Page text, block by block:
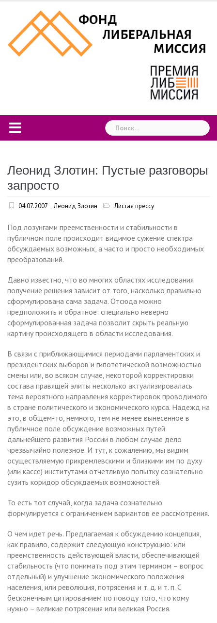
content
Найти:
Леонид Злотин: Пустые разговоры
запросто
04.07.2007 Леонид Злотин Листая прессу
Под лозунгами преемственности и стабильности в
публичном поле происходит видимое сужение спектра
обсуждаемых возможных, а часто и просто необходимых
преобразований.
Давно известно, что во многих областях исследования
получение решения зависит от того, насколько правильно
сформулирована сама задача. Отсюда можно
предположить и обратное: специально неверно
сформулированная задача позволит скрыть реальную
картину происходящего в области исследования.
В связи с приближающимися периодами парламентских и
президентских выборов и гипотетической возможностью
смены или, во всяком случае, некоторой корректировки
состава правящей элиты несколько актуализировалась
тема вероятного направления корректировок проводимого
в стране политического и экономического курса. Надежд на
это, в общем-то, немного, тем не менее вынесенное в
публичное поле обсуждение возможных путей
дальнейшего развития России в любом случае дело
чрезвычайно полезное. И тут, к сожалению, мы видим
осуществляемую прикремлевскими и близкими им по духу
(или кассе) институтами отчетливую попытку сознательно
сузить коридор обсуждаемых возможностей.
То есть тот случай, когда задача сознательно
формулируется с ограничением вариантов ее рассмотрения.
О чем идет речь. Предлагаемая к обсуждению концепция,
как правило, содержит следующую конструкцию: или
преемственность действующей власти, обеспечивающей
стабильность (что понимать под этим термином – вопрос
отдельный) и улучшение экономического положения
населения, или революция, потрясения и т. д. и т. п. С
бесконечным цитированием по поводу того, что кому
нужно – великие потрясения или великая Россия.